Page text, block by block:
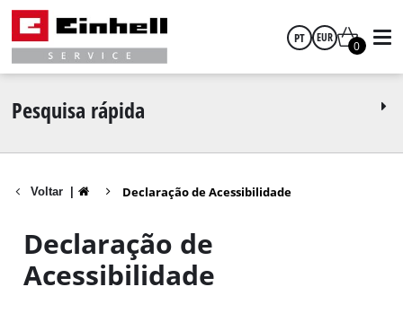
PT EUR
GBP
CZK
0
Pesquisa rápida
Voltar Declaração de Acessibilidade
Declaração de
Acessibilidade